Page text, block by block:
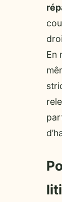
En